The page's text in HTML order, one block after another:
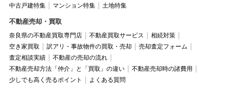
中古戸建特集
マンション特集 土地特集
不動産売却・買取
奈良県の不動産買取専門店 不動産買取サービス
相続対策
空き家買取
訳アリ・事故物件の買取・売却
売却査定フォーム
査定相談実績
不動産の売却の流れ
不動産売却方法「仲介」と「買取」の違い
不動産売却時の諸費用
少しでも高く売るポイント
よくある質問